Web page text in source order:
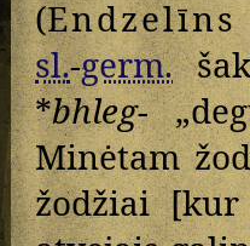
(Endzelīns
sl.-germ.
*bhleg-
Minėtam
žodžiai